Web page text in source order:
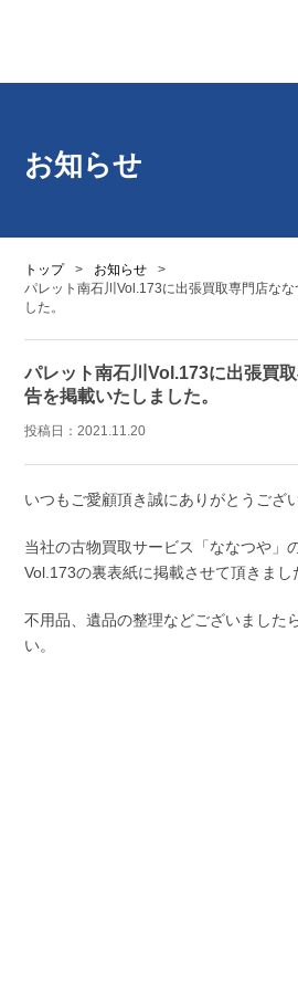
お知らせ
トップ > お知らせ
>
パレット南石川Vol.173に出張買取専門店な
した。
パレット南石川Vol.173に出張買
告を掲載いたしました。
投稿日：2021.11.20
いつもご愛顧頂き誠にありがとうござ
当社の古物買取サービス「ななつや」
Vol.173の裏表紙に掲載させて頂きまし
不用品、遺品の整理などございました
い。